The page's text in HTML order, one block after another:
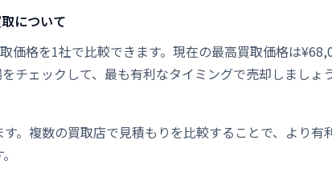
について
価格を1社で比較できます。現在の最高買取価格は
チェックして、最も有利なタイミングで売却しましょう
。複数の買取店で見積もりを比較することで、より